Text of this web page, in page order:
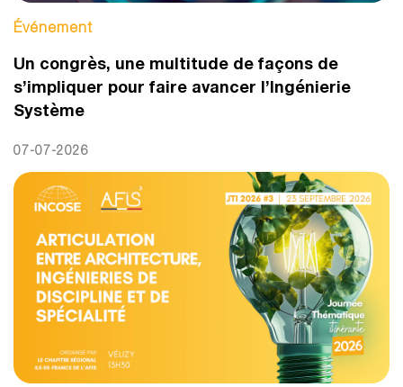
Événement
Un congrès, une multitude de façons de
s’impliquer pour faire avancer l’Ingénierie
Système
07-07-2026